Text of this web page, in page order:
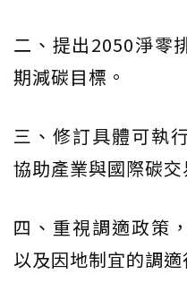
二、提出2050淨零
期減碳目標。
三、修訂具體可執
協助產業與國際碳交
四、重視調適政策
以及因地制宜的調適